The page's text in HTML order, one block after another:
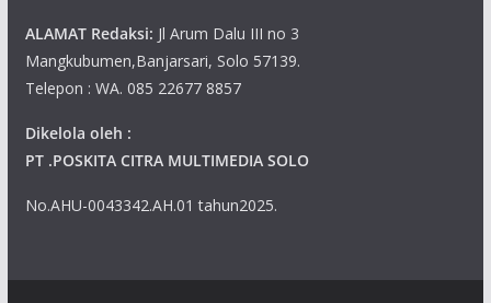
ALAMAT Redaksi: Jl Arum Dalu III no 3
Mangkubumen,Banjarsari, Solo 57139.
Telepon : WA. 085 22677 8857
Dikelola oleh :
PT .POSKITA CITRA MULTIMEDIA SOLO
No.AHU-0043342.AH.01 tahun2025.